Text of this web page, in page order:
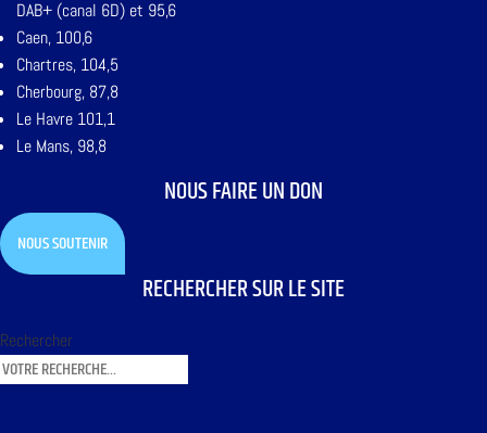
DAB+ (canal 6D) et 95,6
Caen, 100,6
Chartres, 104,5
Cherbourg, 87,8
Le Havre 101,1
Le Mans, 98,8
NOUS FAIRE UN DON
NOUS SOUTENIR
RECHERCHER SUR LE SITE
Rechercher